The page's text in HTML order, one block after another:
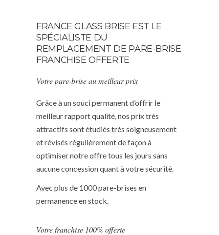
FRANCE GLASS BRISE EST LE
SPÉCIALISTE DU
REMPLACEMENT DE PARE-BRISE
FRANCHISE OFFERTE
Votre pare-brise au meilleur prix
Grâce à un souci permanent d’offrir le
meilleur rapport qualité, nos prix très
attractifs sont étudiés très soigneusement
et révisés régulièrement de façon à
optimiser notre offre tous les jours sans
aucune concession quant à votre sécurité.
Avec plus de 1000 pare-brises en
permanence en stock.
Votre franchise 100% offerte